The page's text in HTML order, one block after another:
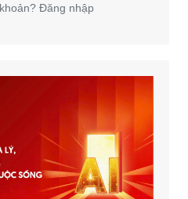
Đăng nhập